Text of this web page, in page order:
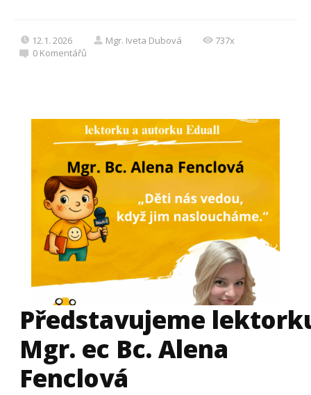
12.1. 2026 Mgr. Iveta Dubová
737x
0 Komentářů
Představujeme
Mgr. ec Bc. Alena
Fenclová